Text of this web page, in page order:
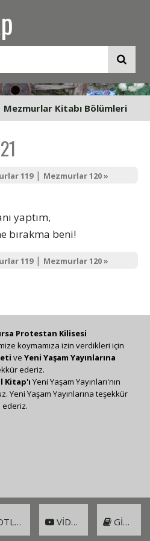
Mezmurlar Kitabı Bölümleri
119| Mezmurlar 120 »
yaptım,
bırakma beni!
119| Mezmurlar 120 »
VIDEO GIRIŞ
Protestan Kilisesi
koymamıza izin verdikleri için
ve Yeni Yaşam Yayınlarına
ederiz.
Kitap'ı Yeni Yaşam Yayınları'nın
Yeni Yaşam Yayınlarına teşekkür
ederiz.